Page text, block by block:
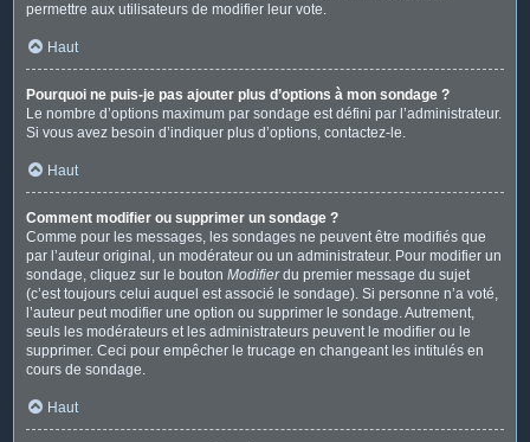
permettre aux utilisateurs de modifier leur vote.
Haut
Pourquoi ne puis-je pas ajouter plus d’options à mon sondage ?
Le nombre d’options maximum par sondage est défini par l’administrateur.
Si vous avez besoin d’indiquer plus d’options, contactez-le.
Haut
Comment modifier ou supprimer un sondage ?
Comme pour les messages, les sondages ne peuvent être modifiés que
par l’auteur original, un modérateur ou un administrateur. Pour modifier un
sondage, cliquez sur le bouton Modifierdu premier message du sujet
(c’est toujours celui auquel est associé le sondage). Si personne n’a voté,
l’auteur peut modifier une option ou supprimer le sondage. Autrement,
seuls les modérateurs et les administrateurs peuvent le modifier ou le
supprimer. Ceci pour empêcher le trucage en changeant les intitulés en
cours de sondage.
Haut